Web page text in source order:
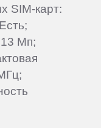
SIM-карт:
Мп;